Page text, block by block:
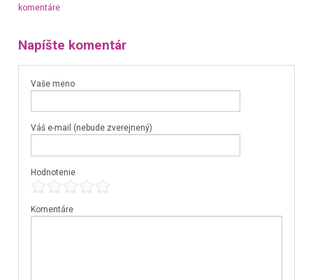
komentáre
Napíšte komentár
Vaše meno
Váš e-mail (nebude zverejnený)
Hodnotenie
Komentáre